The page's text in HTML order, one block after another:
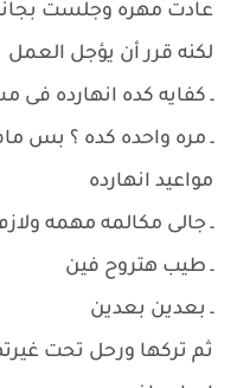
عادت مهره وجلست
لكنه قرر أن يؤجل العمل
ـ كفايه كده انهارده فى
ـ مره واحده كده ؟ بس
مواعيد انهارده
ـ جالى مكالمه مهمه
ـ طيب هتروح فين
ـ بعدين بعدين
ثم تركها ورحل تحت